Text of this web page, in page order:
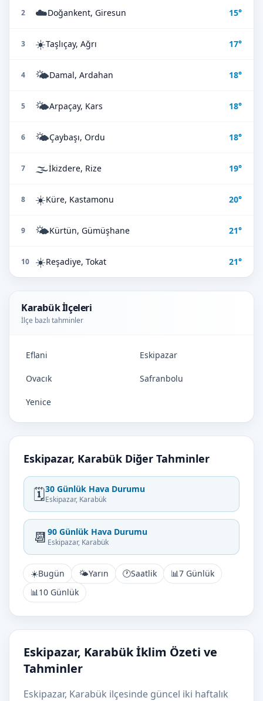
2 ☁️Doğankent, Giresun 15°
3 ☀️Taşlıçay, Ağrı 17°
4 🌤️Damal, Ardahan 18°
5 🌤️Arpaçay, Kars 18°
6 🌤️Çaybaşı, Ordu 18°
7 🌫️İkizdere, Rize 19°
8 ☀️Küre, Kastamonu 20°
9 🌤️Kürtün, Gümüşhane 21°
10 ☀️Reşadiye, Tokat 21°
Karabük İlçeleri
İlçe bazlı tahminler
Eflani Eskipazar
Ovacık Safranbolu
Yenice
Eskipazar, Karabük Diğer Tahminler
🗓️30 Günlük Hava Durumu
Eskipazar, Karabük
📆 90 Günlük Hava Durumu
Eskipazar, Karabük
☀️Bugün 🌤️Yarın 🕐Saatlik 📊7 Günlük
📊10 Günlük
Eskipazar, Karabük İklim Özeti ve
Tahminler
Eskipazar, Karabük ilçesinde güncel iki haftalık